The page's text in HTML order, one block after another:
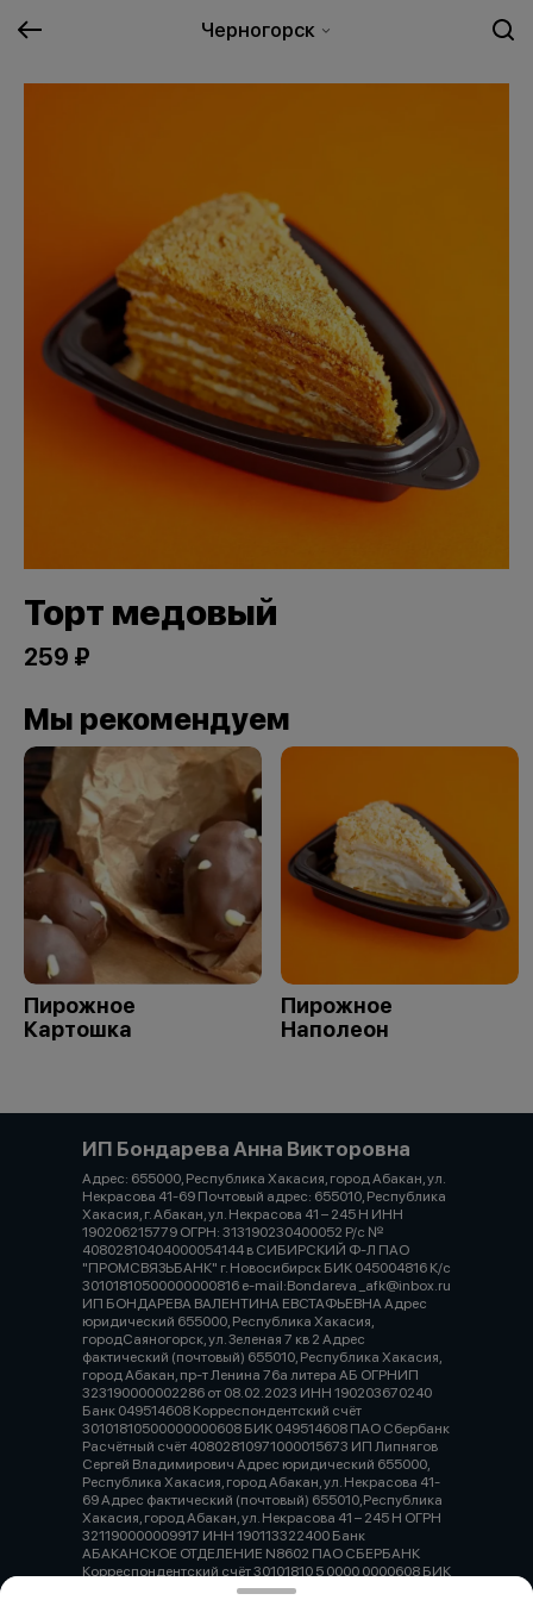
Черногорск
Торт медовый
259 ₽
Мы рекомендуем
Пирожное
Картошка
Пирожное
Наполеон
ИП Бондарева Анна Викторовна
Адрес: 655000, Республика Хакасия, город Абакан, ул.
Некрасова 41-69 Почтовый адрес: 655010, Республика
Хакасия, г. Абакан, ул. Некрасова 41 – 245 Н ИНН
190206215779 ОГРН: 313190230400052 Р/с №
40802810404000054144 в СИБИРСКИЙ Ф-Л ПАО
"ПРОМСВЯЗЬБАНК" г. Новосибирск БИК 045004816 К/с
30101810500000000816 e-mail:Bondareva _afk@inbox.ru
ИП БОНДАРЕВА ВАЛЕНТИНА ЕВСТАФЬЕВНА Адрес
юридический 655000, Республика Хакасия,
городСаяногорск, ул. Зеленая 7 кв 2 Адрес
фактический (почтовый) 655010, Республика Хакасия,
город Абакан, пр-т Ленина 76а литера АБ ОГРНИП
323190000002286 от 08.02.2023 ИНН 190203670240
Банк 049514608 Корреспондентский счёт
30101810500000000608 БИК 049514608 ПАО Сбербанк
Расчётный счёт 40802810971000015673 ИП Липнягов
Сергей Владимирович Адрес юридический 655000,
Республика Хакасия, город Абакан, ул. Некрасова 41-
69 Адрес фактический (почтовый) 655010,Республика
Хакасия, город Абакан, ул. Некрасова 41 – 245 Н ОГРН
321190000009917 ИНН 190113322400 Банк
АБАКАНСКОЕ ОТДЕЛЕНИЕ N8602 ПАО СБЕРБАНК
Корреспондентский счёт 30101810 5 0000 0000608 БИК
04040792 Расчётный счёт 40802810 9 7171 0000279 ИП